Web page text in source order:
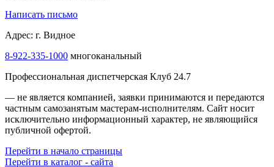
Написать письмо
Адрес: г. Видное
8-922-335-2000 многоканальный
Профессиональная диспетчерская Клуб 24.7
— не является компанией, заявки принимаются и передаются
частным самозанятым мастерам‑исполнителям. Сайт носит
исключительно информационный характер, не являющийся
публичной офертой.
Перейти в начало страницы
Перейти в каталог - сайта